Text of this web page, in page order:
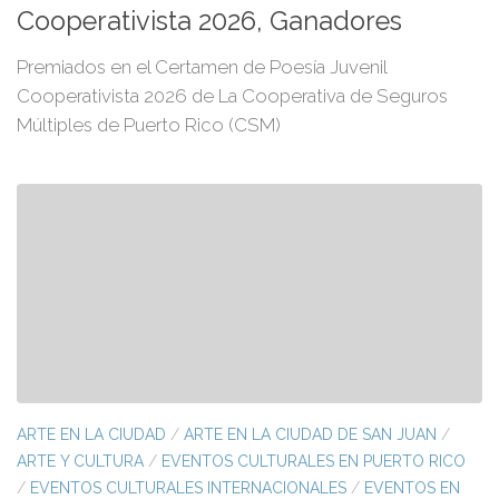
Cooperativista 2026, Ganadores
Premiados en el Certamen de Poesía Juvenil
Cooperativista 2026 de La Cooperativa de Seguros
Múltiples de Puerto Rico (CSM)
ARTE EN LA CIUDAD / ARTE EN LA CIUDAD DE SAN JUAN /
ARTE Y CULTURA / EVENTOS CULTURALES EN PUERTO RICO
/ EVENTOS CULTURALES INTERNACIONALES / EVENTOS EN